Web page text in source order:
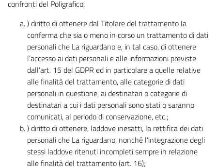
confronti del Poligrafico:
) diritto di ottenere dal Titolare del trattamento la
conferma che sia o meno in corso un trattamento di dati
personali che La riguardano e, in tal caso, di ottenere
l’accesso ai dati personali e alle informazioni previste
dall’art. 15 del GDPR ed in particolare a quelle relative
alle finalità del trattamento, alle categorie di dati
personali in questione, ai destinatari o categorie di
destinatari a cui i dati personali sono stati o saranno
comunicati, al periodo di conservazione, etc.;
) diritto di ottenere, laddove inesatti, la rettifica dei dati
personali che La riguardano, nonché l’integrazione degli
stessi laddove ritenuti incompleti sempre in relazione
alle finalità del trattamento (art. 16);